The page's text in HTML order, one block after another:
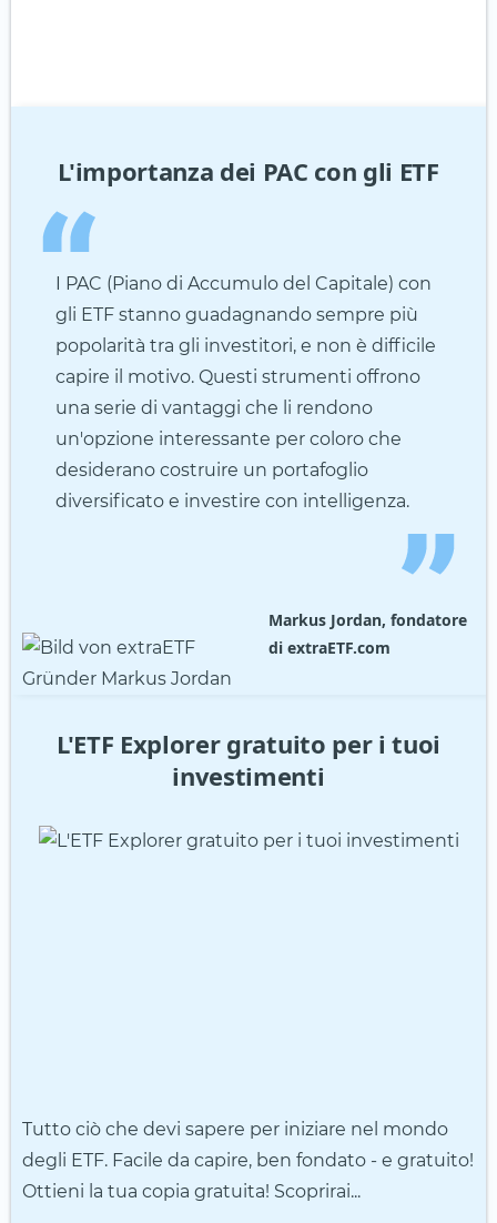
L'importanza dei PAC con gli ETF
Markus Jordan, fondatore
di extraETF.com
I PAC (Piano di Accumulo del Capitale) con
gli ETF stanno guadagnando sempre più
popolarità tra gli investitori, e non è difficile
capire il motivo. Questi strumenti offrono
una serie di vantaggi che li rendono
un'opzione interessante per coloro che
desiderano costruire un portafoglio
diversificato e investire con intelligenza.
L'ETF Explorer gratuito per i tuoi
investimenti
Tutto ciò che devi sapere per iniziare nel mondo
degli ETF. Facile da capire, ben fondato - e gratuito!
Ottieni la tua copia gratuita! Scoprirai...